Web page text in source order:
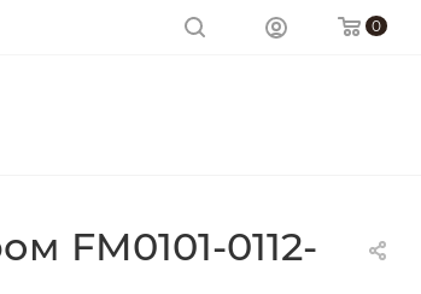
0
FM0101-0112-